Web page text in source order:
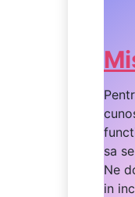
sa
Ne
in